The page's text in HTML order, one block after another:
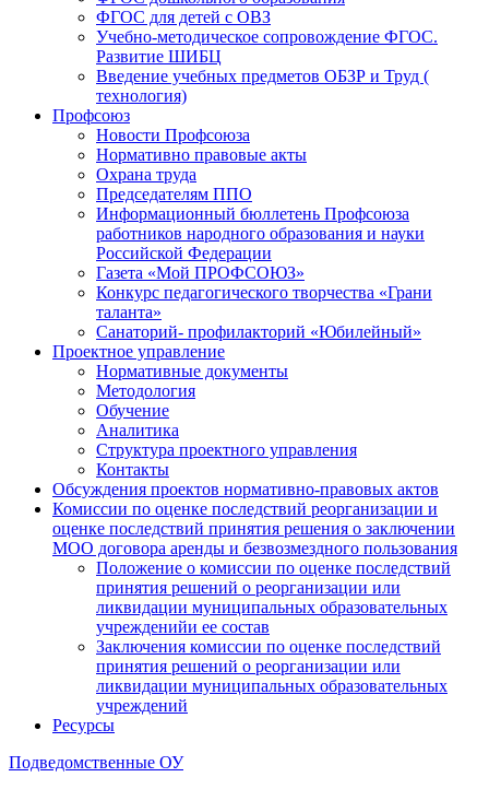
ФГОС для детей с ОВЗ
Учебно-методическое сопровождение ФГОС.
Развитие ШИБЦ
Введение учебных предметов ОБЗР и Труд (
технология)
Профсоюз
Новости Профсоюза
Нормативно правовые акты
Охрана труда
Председателям ППО
Информационный бюллетень Профсоюза
работников народного образования и науки
Российской Федерации
Газета «Мой ПРОФСОЮЗ»
Конкурс педагогического творчества «Грани
таланта»
Санаторий- профилакторий «Юбилейный»
Проектное управление
Нормативные документы
Методология
Обучение
Аналитика
Структура проектного управления
Контакты
Обсуждения проектов нормативно-правовых актов
Комиссии по оценке последствий реорганизации и
оценке последствий принятия решения о заключении
МОО договора аренды и безвозмездного пользования
Положение о комиссии по оценке последствий
принятия решений о реорганизации или
ликвидации муниципальных образовательных
учрежденийи ее состав
Заключения комиссии по оценке последствий
принятия решений о реорганизации или
ликвидации муниципальных образовательных
учреждений
Ресурсы
Подведомственные ОУ